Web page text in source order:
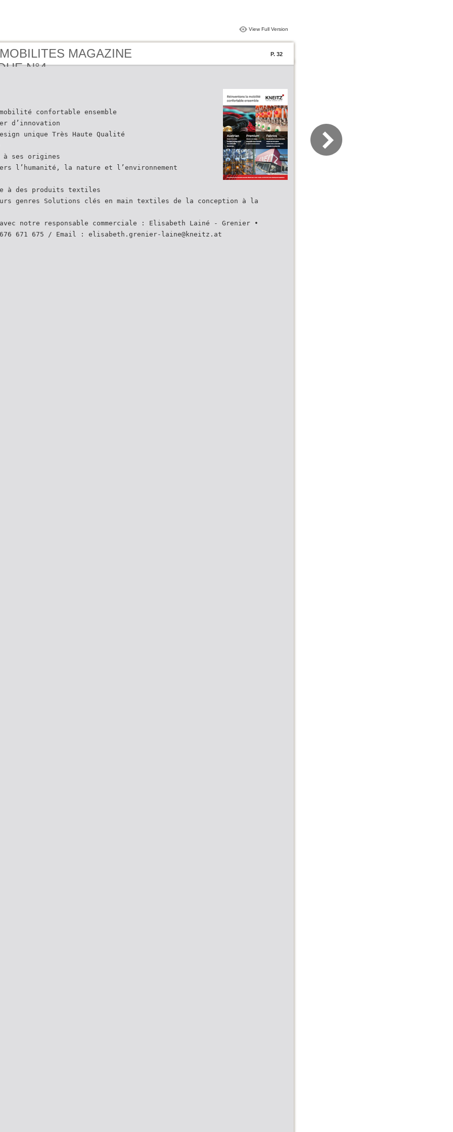
View Full Version
MAGAZINE
N°4
P. 32
confortable ensemble
d’innovation
unique Très Haute Qualité
à ses origines
l’humanité, la nature et l’environnement
à des produits textiles
genres Solutions clés en main textiles de la conception à la
notre responsable commerciale : Elisabeth Lainé - Grenier •
671 675 / Email : elisabeth.grenier-laine@kneitz.at